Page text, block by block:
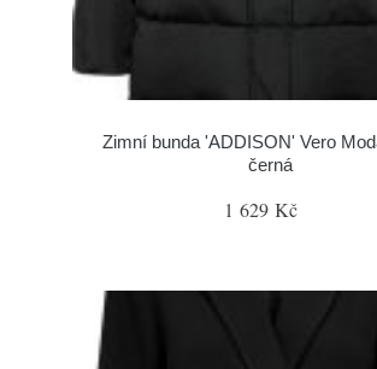
Zimní bunda 'ADDISON' Vero
černá
1 629 Kč